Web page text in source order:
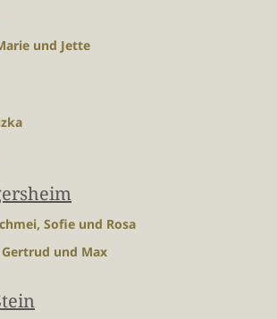
und Jette
Sofie und Rosa
und Max